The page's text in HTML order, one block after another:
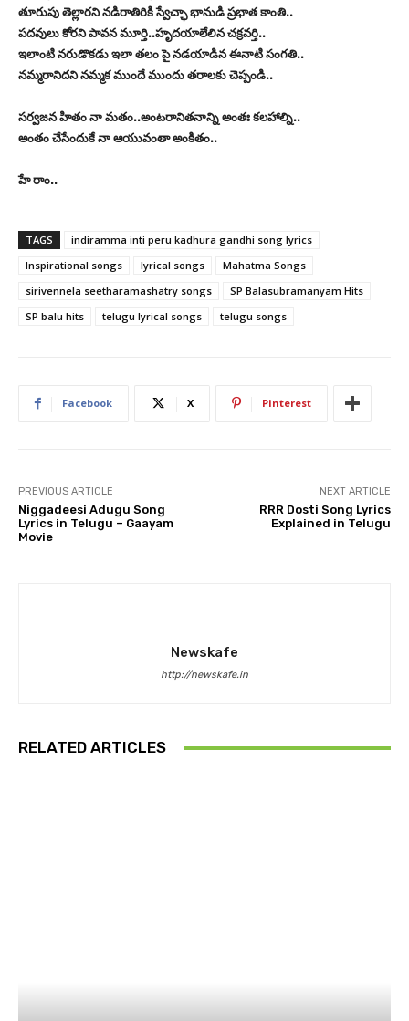
తూరుపు తెల్లారని నడిరాతిరికి స్వేచ్ఛా భానుడి ప్రభాత కాంతి..
పదవులు కోరని పావన మూర్తి..హృదయాలేలిన చక్రవర్తి..
ఇలాంటి నరుడొకడు ఇలా తలం పై నడయాడిన ఈనాటి సంగతి..
నమ్మరానిదని నమ్మక ముందే ముందు తరాలకు చెప్పండి..
సర్వజన హితం నా మతం..అంటరానితనాన్ని అంతః కలహాల్ని..
అంతం చేసేందుకే నా ఆయువంతా అంకితం..
హే రాం..
TAGS
indiramma inti peru kadhura gandhi song lyrics
Inspirational songs
lyrical songs
Mahatma Songs
sirivennela seetharamashatry songs
SP Balasubramanyam Hits
SP balu hits
telugu lyrical songs telugu songs
Facebook X Pinterest
PREVIOUS ARTICLE
Niggadeesi Adugu Song
Lyrics in Telugu – Gaayam
Movie
NEXT ARTICLE
RRR Dosti Song Lyrics
Explained in Telugu
Newskafe
http://newskafe.in
RELATED ARTICLES